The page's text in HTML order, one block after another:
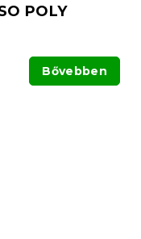
POLY
Bővebben